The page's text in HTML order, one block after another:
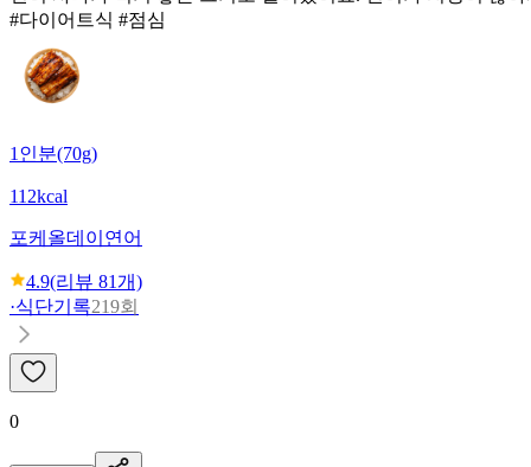
#다이어트식 #점심
1인분(70g)
112kcal
포케올데이 연어
4.9(리뷰 81개)
·식단기록219회
0